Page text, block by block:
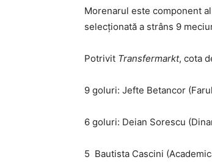
Morenarul este component
selecționată a strâns 9
Potrivit Transfermarkt, cota
9 goluri: Jefte Betancor
6 goluri: Deian Sorescu
5 Bautista Cascini